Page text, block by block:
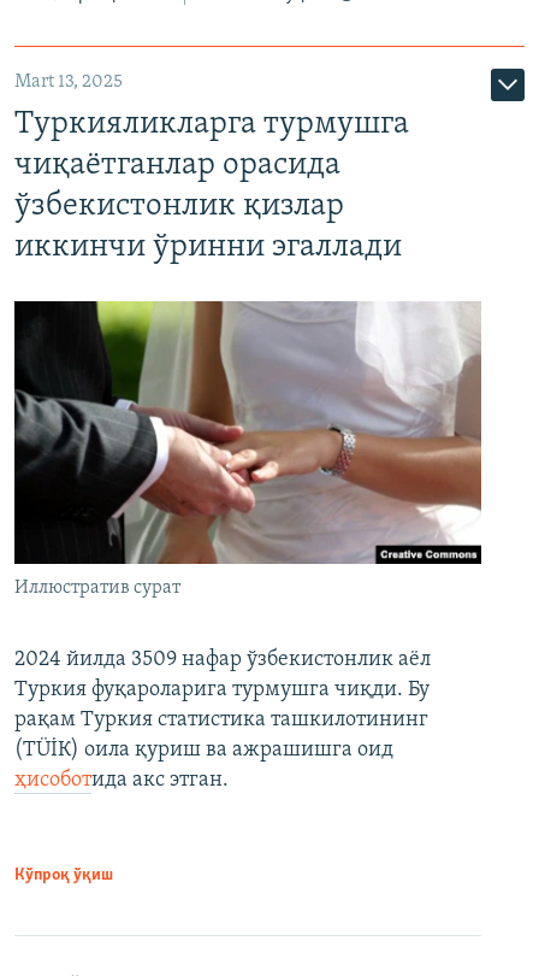
Mart 13, 2025
Туркияликларга турмушга
чиқаётганлар орасида
ўзбекистонлик қизлар
иккинчи ўринни эгаллади
Иллюстратив сурат
2024 йилда 3509 нафар ўзбекистонлик аёл
Туркия фуқароларига турмушга чиқди. Бу
рақам Туркия статистика ташкилотининг
(ТÜİК) оила қуриш ва ажрашишга оид
ҳисоботида акс этган.
Кўпроқ ўқиш